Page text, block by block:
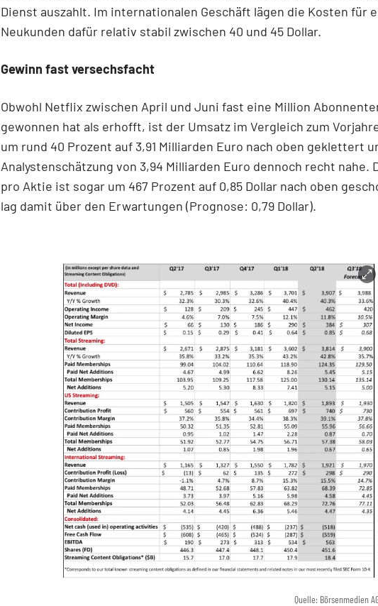
Dienst auszahlt. Im internationalen Geschäft lägen die Kosten für
Neukunden dafür relativ stabil zwischen 40 und 45 Dollar.
Gewinn fast versechsfacht
Obwohl Netflix zwischen April und Juni fast eine Million
gewonnen hat als erhofft, ist der Umsatz im Vergleich zum
um rund 40 Prozent auf 3,91 Milliarden Euro nach oben geklettert
Analystenschätzung von 3,94 Milliarden Euro dennoch recht nahe.
pro Aktie ist sogar um 467 Prozent auf 0,85 Dollar nach oben
lag damit über den Erwartungen (Prognose: 0,79 Dollar).
Quelle: Börsenmedien